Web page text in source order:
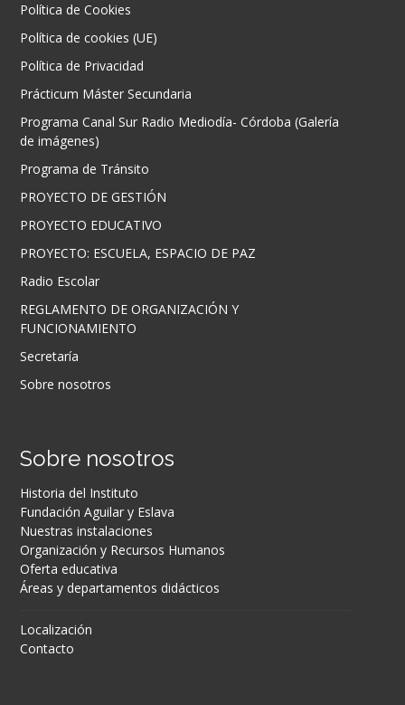
Política de Cookies
Política de cookies (UE)
Política de Privacidad
Prácticum Máster Secundaria
Programa Canal Sur Radio Mediodía- Córdoba (Galería
de imágenes)
Programa de Tránsito
PROYECTO DE GESTIÓN
PROYECTO EDUCATIVO
PROYECTO: ESCUELA, ESPACIO DE PAZ
Radio Escolar
REGLAMENTO DE ORGANIZACIÓN Y
FUNCIONAMIENTO
Secretaría
Sobre nosotros
Sobre nosotros
Historia del Instituto
Fundación Aguilar y Eslava
Nuestras instalaciones
Organización y Recursos Humanos
Oferta educativa
Áreas y departamentos didácticos
Localización
Contacto